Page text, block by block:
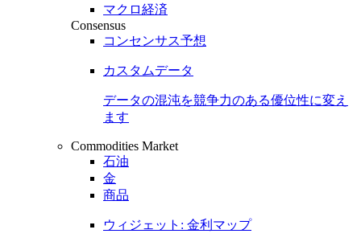
マクロ経済
Consensus
コンセンサス予想
カスタムデータ
データの混沌を競争力のある優位性に変え
ます
Commodities Market
石油
金
商品
ウィジェット: 金利マップ